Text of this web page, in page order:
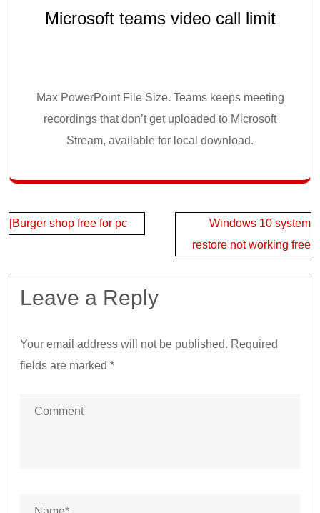
Microsoft teams video call limit
Max PowerPoint File Size. Teams keeps meeting
recordings that don’t get uploaded to Microsoft
Stream, available for local download.
Post
[Burger shop free for pc
Windows 10 system
restore not working free
Leave a Reply
Your email address will not be published. Required
fields are marked *